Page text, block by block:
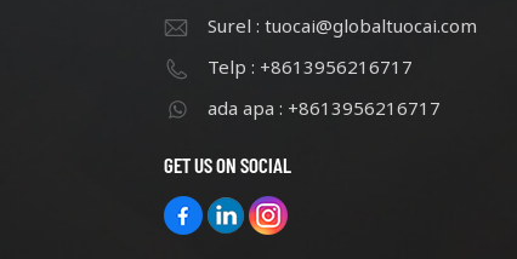
Surel : tuocai@globaltuocai.com
Telp : +8613956216717
ada apa : +8613956216717
GET US ON SOCIAL